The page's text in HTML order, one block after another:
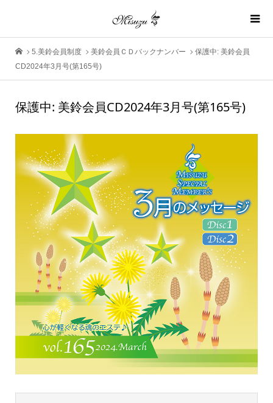
5.美鈴会員制度 美鈴会員ＣＤバックナンバー
保護中: 美鈴会員
CD2024年3月号(第165号)
保護中: 美鈴会員CD2024年3月号(第165号)